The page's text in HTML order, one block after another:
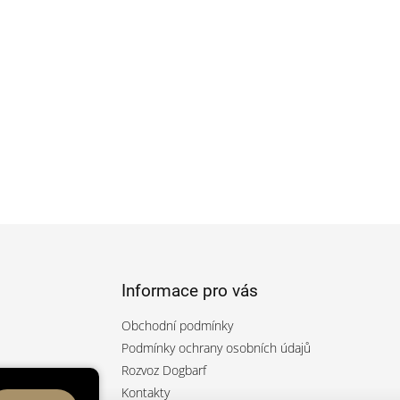
Informace pro vás
Obchodní podmínky
Podmínky ochrany osobních údajů
Rozvoz Dogbarf
Kontakty